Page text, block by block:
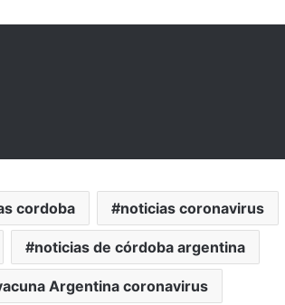
cordoba noticias coronavirus
noticias de córdoba argentina
Argentina coronavirus